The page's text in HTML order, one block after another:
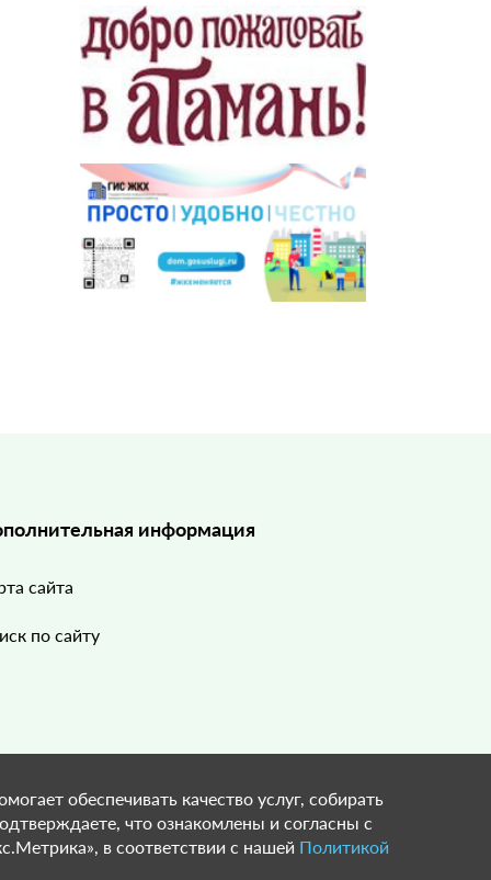
информация
сайта
по сайту
обеспечивать качество услуг, собирать
что ознакомлены и согласны с
в соответствии с нашей Политикой